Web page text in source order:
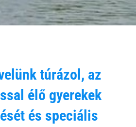
túrázol, az
élő gyerekek
és speciális